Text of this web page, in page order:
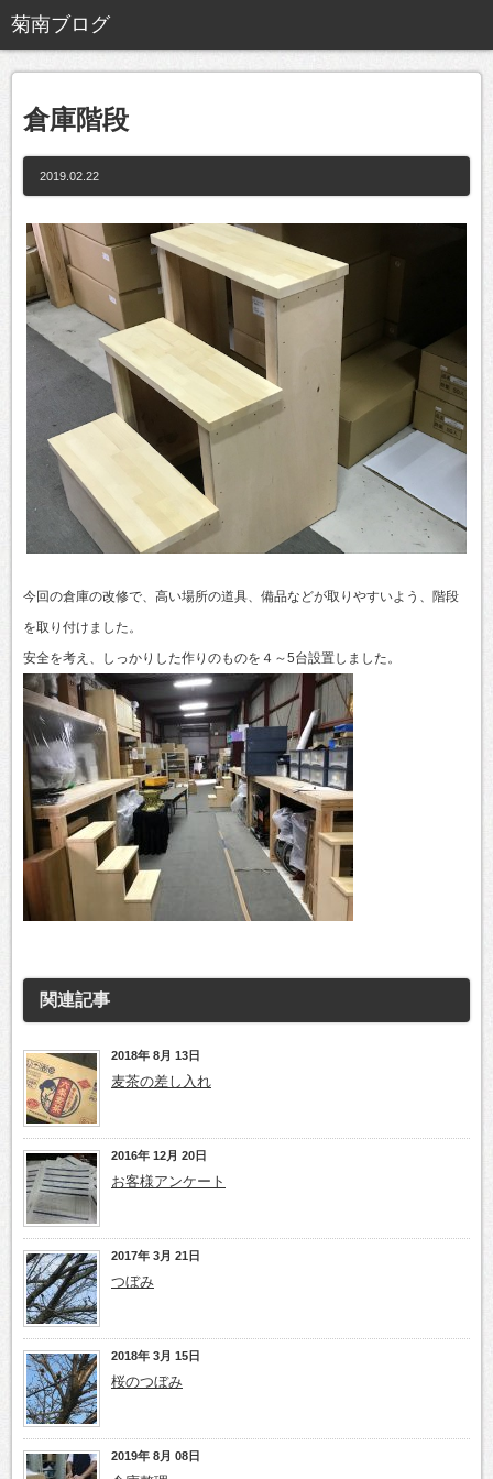
倉庫階段
2019.02.22
今回の倉庫の改修で、高い場所の道具、備品などが取りやすいよう、階段
を取り付けました。
安全を考え、しっかりした作りのものを４～5台設置しました。
関連記事
2018年 8月 13日
麦茶の差し入れ
2016年 12月 20日
お客様アンケート
2017年 3月 21日
つぼみ
2018年 3月 15日
桜のつぼみ
2019年 8月 08日